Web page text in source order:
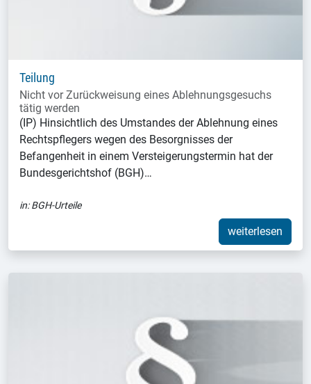
Teilung
Nicht vor Zurückweisung eines Ablehnungsgesuchs
tätig werden
(IP) Hinsichtlich des Umstandes der Ablehnung eines
Rechtspflegers wegen des Besorgnisses der
Befangenheit in einem Versteigerungstermin hat der
Bundesgerichtshof (BGH)…
in:BGH-Urteile
weiterlesen